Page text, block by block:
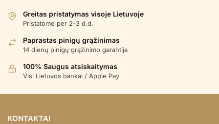
Greitas pristatymas visoje Lietuvoje
Pristatome per 2-3 d.d.
Paprastas pinigų grąžinimas
14 dienų pinigų grąžinimo garantija
100% Saugus atsiskaitymas
Visi Lietuvos bankai / Apple Pay
KONTAKTAI